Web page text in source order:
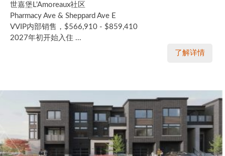
世嘉堡L'Amoreaux社区
Pharmacy Ave & Sheppard Ave E
VVIP内部销售，$566,910 - $859,410
2027年初开始入住 ...
了解详情